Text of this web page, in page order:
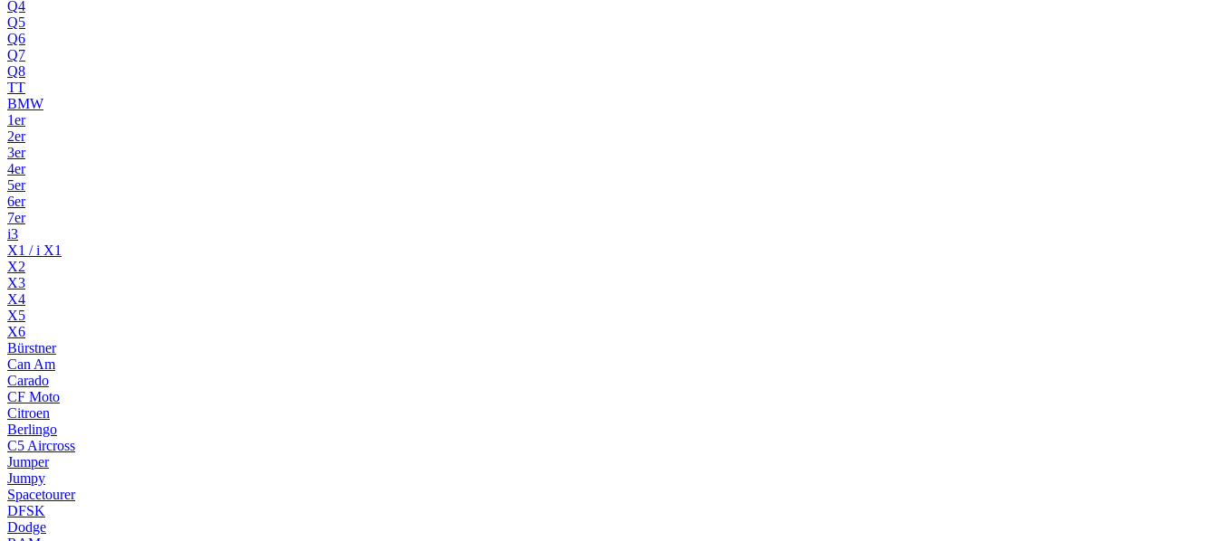
Q4
Q5
Q6
Q7
Q8
TT
BMW
1er
2er
3er
4er
5er
6er
7er
i3
X1 / i X1
X2
X3
X4
X5
X6
Bürstner
Can Am
Carado
CF Moto
Citroen
Berlingo
C5 Aircross
Jumper
Jumpy
Spacetourer
DFSK
Dodge